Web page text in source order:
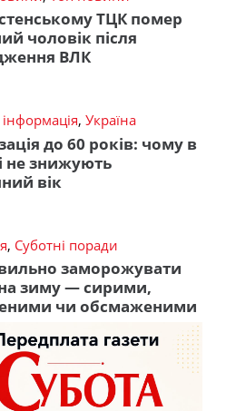
ТЦК помер
чоловік після
ВЛК
, Україна
до 60 років: чому в
не знижують
вік
, Суботні поради
заморожувати
зиму — сирими,
чи обсмаженими